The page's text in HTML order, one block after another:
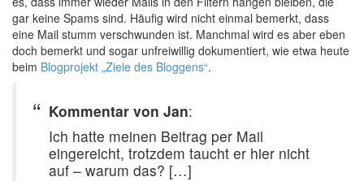
gar keine Spams sind. Häufig wird nicht einmal bemerkt, dass
eine Mail stumm verschwunden ist. Manchmal wird es aber eben
doch bemerkt und sogar unfreiwillig dokumentiert, wie etwa heute
beim Blogprojekt „Ziele des Bloggens“.
Kommentar von Jan:
Ich hatte meinen Beitrag per Mail
eingereicht, trotzdem taucht er hier nicht
auf – warum das? […]